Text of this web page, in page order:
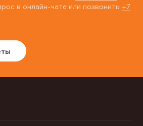
в онлайн-чате или позвонить +7